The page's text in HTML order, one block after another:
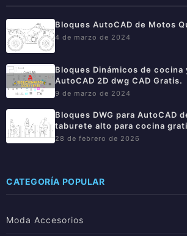
Bloques AutoCAD de Motos
4 de marzo de 2024
Bloques Dinámicos de cocina
AutoCAD 2D dwg CAD Gratis.
9 de marzo de 2024
Bloques DWG para AutoCAD
taburete alto para cocina
28 de febrero de 2026
CATEGORÍA POPULAR
Moda Accesorios